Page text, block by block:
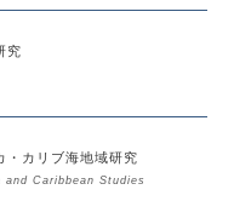
究
・カリブ海地域研究
Caribbean Studies